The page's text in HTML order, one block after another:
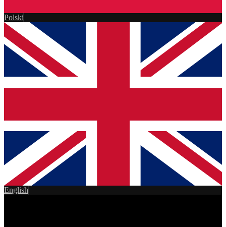
Polski
English